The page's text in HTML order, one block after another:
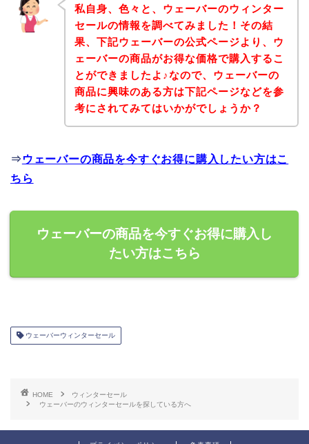
私自身、色々と、ウェーバーのウィンター
セールの情報を調べてみました！その結
果、下記ウェーバーの公式ページより、ウ
ェーバーの商品がお得な価格で購入するこ
とができましたよ♪なので、ウェーバーの
商品に興味のある方は下記ページなどを参
考にされてみてはいかがでしょうか？
⇒ ウェーバーの商品を今すぐお得に購入したい方はこ
ちら
ウェーバーの商品を今すぐお得に購入し
たい方はこちら
ウェーバーウィンターセール
HOME
ウィンターセール
ウェーバーのウィンターセールを探している方へ